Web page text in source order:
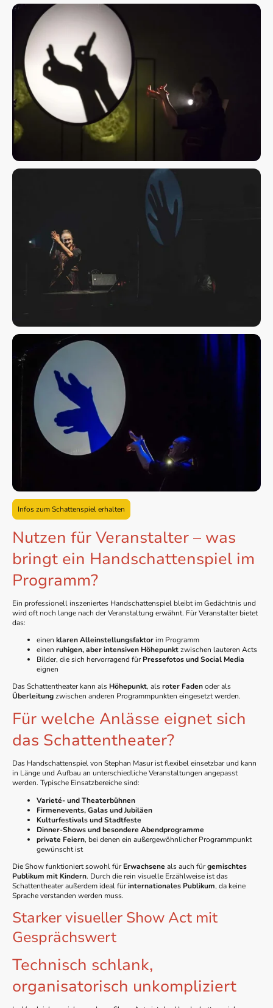
Infos zum Schattenspiel erhalten
Nutzen für Veranstalter – was
bringt ein Handschattenspiel im
Programm?
Ein professionell inszeniertes Handschattenspiel bleibt im Gedächtnis und
wird oft noch lange nach der Veranstaltung erwähnt. Für Veranstalter bietet
das:
einen klaren Alleinstellungsfaktorim Programm
einen ruhigen, aber intensiven Höhepunktzwischen lauteren Acts
Bilder, die sich hervorragend fürPressefotos und Social Media
eignen
Das Schattentheater kann als Höhepunkt, alsroter Fadenoder als
Überleitungzwischen anderen Programmpunkten eingesetzt werden.
Für welche Anlässe eignet sich
das Schattentheater?
Das Handschattenspiel von Stephan Masur ist flexibel einsetzbar und kann
in Länge und Aufbau an unterschiedliche Veranstaltungen angepasst
werden. Typische Einsatzbereiche sind:
Varieté- und Theaterbühnen
Firmenevents, Galas und Jubiläen
Kulturfestivals und Stadtfeste
Dinner-Shows und besondere Abendprogramme
private Feiern, bei denen ein außergewöhnlicher Programmpunkt
gewünscht ist
Die Show funktioniert sowohl fürErwachsene als auch fürgemischtes
Publikum mit Kindern. Durch die rein visuelle Erzählweise ist das
Schattentheater außerdem ideal fürinternationales Publikum, da keine
Sprache verstanden werden muss.
Starker visueller Show Act mit
Gesprächswert
Technisch schlank,
organisatorisch unkompliziert